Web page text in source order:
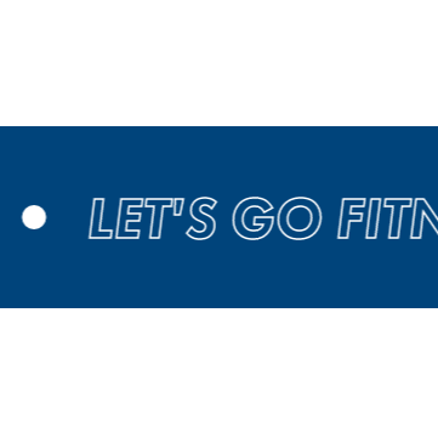
LET'S GO